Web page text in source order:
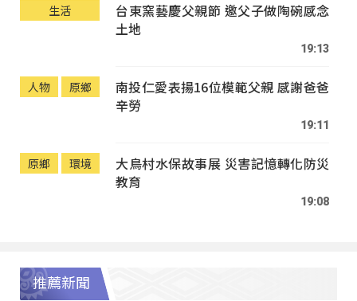
生活
台東窯藝慶父親節 邀父子做陶碗感念
土地
19:13
人物 原鄉
南投仁愛表揚16位模範父親 感謝爸爸
辛勞
19:11
原鄉 環境
大鳥村水保故事展 災害記憶轉化防災
教育
19:08
推薦新聞